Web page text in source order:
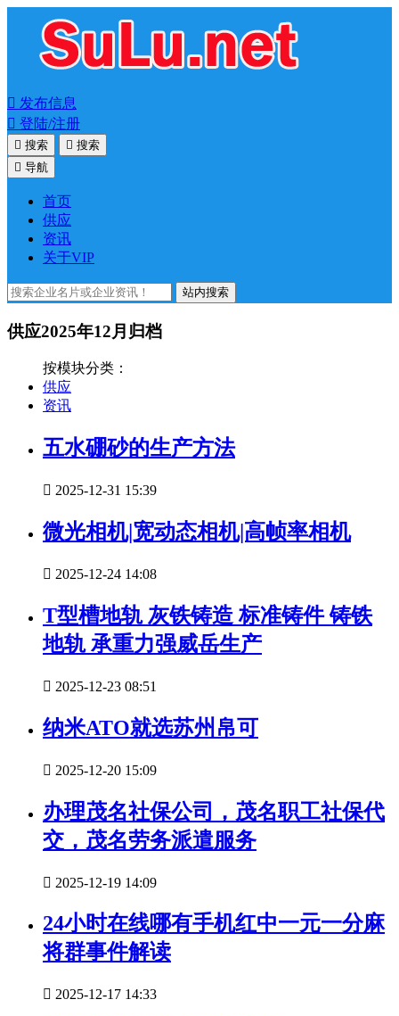
 发布信息
 登陆/注册
 搜索  搜索
 导航
首页
供应
资讯
关于VIP
站内搜索
供应2025年12月归档
按模块分类：
供应
资讯
五水硼砂的生产方法
 2025-12-31 15:39
微光相机|宽动态相机|高帧率相机
 2025-12-24 14:08
T型槽地轨 灰铁铸造 标准铸件 铸铁
地轨 承重力强威岳生产
 2025-12-23 08:51
纳米ATO就选苏州帛可
 2025-12-20 15:09
办理茂名社保公司，茂名职工社保代
交，茂名劳务派遣服务
 2025-12-19 14:09
24小时在线哪有手机红中一元一分麻
将群事件解读
 2025-12-17 14:33